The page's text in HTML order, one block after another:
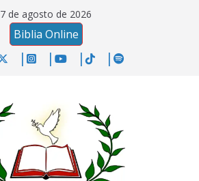
7 de agosto de 2026
Biblia Online